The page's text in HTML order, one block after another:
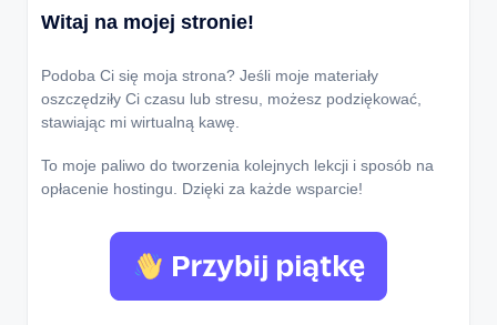
Witaj na mojej stronie!
Podoba Ci się moja strona? Jeśli moje materiały
oszczędziły Ci czasu lub stresu, możesz podziękować,
stawiając mi wirtualną kawę.
To moje paliwo do tworzenia kolejnych lekcji i sposób na
opłacenie hostingu. Dzięki za każde wsparcie!